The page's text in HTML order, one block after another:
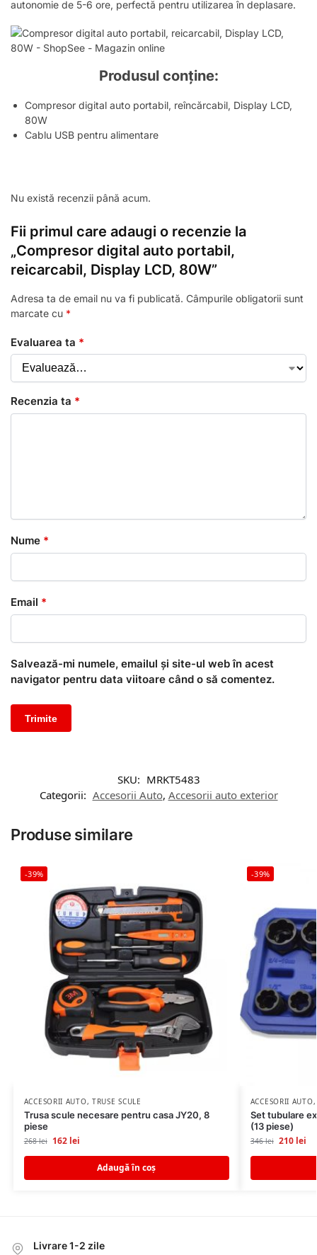
autonomie de 5-6 ore, perfectă pentru utilizarea în deplasare.
Produsul conține:
Compresor digital auto portabil, reîncărcabil, Display LCD,
80W
Cablu USB pentru alimentare
Nu există recenzii până acum.
Fii primul care adaugi o recenzie la
„Compresor digital auto portabil,
reicarcabil, Display LCD, 80W”
Adresa ta de email nu va fi publicată. Câmpurile obligatorii sunt
marcate cu *
Evaluarea ta *
Recenzia ta *
Nume *
Email *
Salvează-mi numele, emailul și site-ul web în acest
navigator pentru data viitoare când o să comentez.
SKU: MRKT5483
Categorii: Accesorii Auto, Accesorii auto exterior
Produse similare
-39%
ACCESORII AUTO, TRUSE SCULE
Trusa scule necesare pentru casa JY20, 8
piese
268lei 162 lei
Adaugă în coș
-39%
ACCESORII AUTO
Set tubulare
(13 piese)
346lei 210 lei
Livrare 1-2 zile